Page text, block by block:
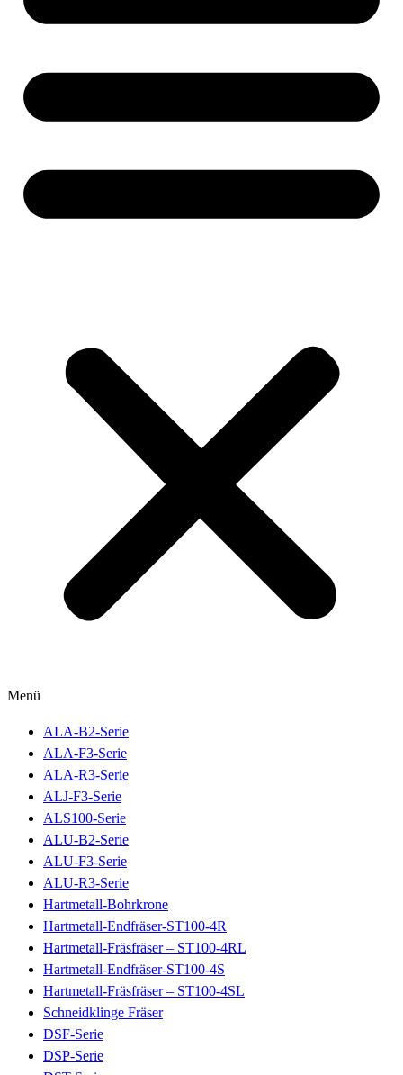
Menü
ALA-B2-Serie
ALA-F3-Serie
ALA-R3-Serie
ALJ-F3-Serie
ALS100-Serie
ALU-B2-Serie
ALU-F3-Serie
ALU-R3-Serie
Hartmetall-Bohrkrone
Hartmetall-Endfräser-ST100-4R
Hartmetall-Fräsfräser – ST100-4RL
Hartmetall-Endfräser-ST100-4S
Hartmetall-Fräsfräser – ST100-4SL
Schneidklinge Fräser
DSF-Serie
DSP-Serie